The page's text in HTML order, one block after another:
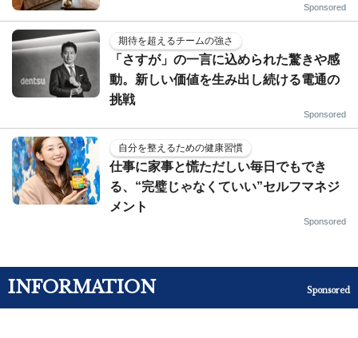
Sponsored
期待を超えるチームの強さ
「さすが」の一言に込められた驚きや感
動。新しい価値を生み出し続ける電通の
挑戦
Sponsored
自分を整えるための健康習慣
仕事に家事と慌ただしい毎日でもでき
る、“完璧じゃなくていい”セルフマネジ
メント
Sponsored
INFORMATION Sponsored